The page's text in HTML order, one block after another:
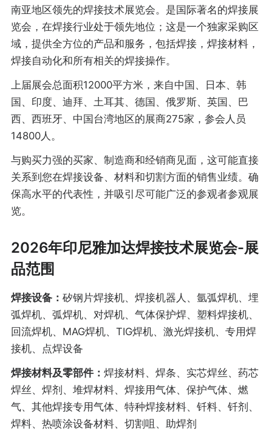
南亚地区领先的焊接技术展览会。是国际著名的焊接展
览会，在焊接行业处于领先地位；这是一个独家采购区
域，提供全方位的产品和服务，包括焊接，焊接材料，
焊接自动化和所有相关的焊接操作。
上届展会总面积12000平方米，来自中国、日本、韩
国、印度、迪拜、土耳其、德国、俄罗斯、英国、巴
西、西班牙、中国台湾地区的展商275家，参会人员
14800人。
与购买力强的买家、制造商和经销商见面，这可能直接
关系到您在焊接设备、材料和切割方面的销售业绩。确
保高水平的代表性，并吸引尽可能广泛的参观者参观展
览。
2026年印尼雅加达焊接技术展览会-展
品范围
焊接设备： 矽钢片焊接机、焊接机器人、氩弧焊机、埋
弧焊机、弧焊机、对焊机、气体保护焊、塑料焊接机、
回流焊机、MAG焊机、TIG焊机、激光焊接机、专用焊
接机、点焊设备
焊接材料及零部件： 焊接材料、焊条、实芯焊丝、药芯
焊丝、焊剂、堆焊材料、焊接用气体、保护气体、燃
气、其他焊接专用气体、特种焊接材料、钎料、钎剂、
焊料、热喷涂设备材料、切割咀、助焊剂